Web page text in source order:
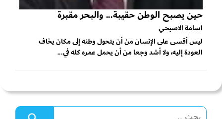
حين يصبح الوطن حقيبة... والبحر مقبرة
اسامة الاصبحي
ليس أقسى على الإنسان من أن يتحول وطنه إلى مكان يخاف
العودة إليه، ولا أشد وجعا من أن يحمل عمره كله في...